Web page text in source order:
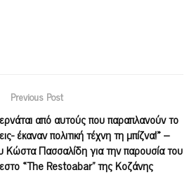
Previous Post
από αυτούς που παραπλανούν το
έκαναν πολιτική τέχνη τη μπίζνα!» –
Κώστα Πασσαλίδη για την παρουσία του
«The Restoabar” της Κοζάνης